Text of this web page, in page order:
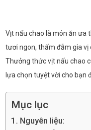
Vịt nấu chao là món ăn ưa
tươi ngon, thấm đẫm gia vị
Thưởng thức vịt nấu chao
lựa chọn tuyệt vời cho bạn
Mục lục
Nguyên liệu: